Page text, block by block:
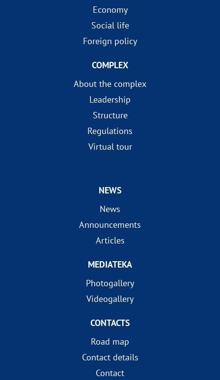
Economy
Social life
Foreign policy
COMPLEX
About the complex
Leadership
Structure
Regulations
Virtual tour
?>
NEWS
News
Announcements
Articles
MEDIATEKA
Photogallery
Videogallery
CONTACTS
Road map
Contact details
Contact